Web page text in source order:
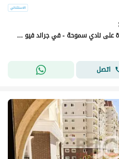
شقة 3 غرف للإيجار بإطلالة مباشرة على نادي سموحة - في جراند فيو سموحة
اتصل